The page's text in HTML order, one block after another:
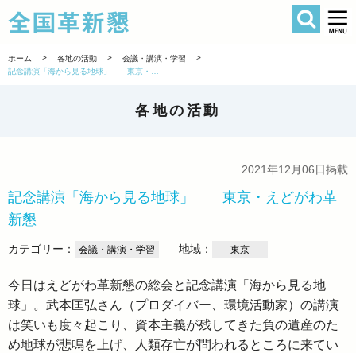
全国革新懇
検索
ホーム > 各地の活動 > 会議・講演・学習
>
各地の活動
2021年12月06日掲載
記念講演「海から見る地球」 東京・えどがわ革
新懇
カテゴリー： 会議・講演・学習 地域： 東京
今日はえどがわ革新懇の総会と記念講演「海から見る地
球」。武本匡弘さん（プロダイバー、環境活動家）の講演
は笑いも度々起こり、資本主義が残してきた負の遺産のた
め地球が悲鳴を上げ、人類存亡が問われるところに来てい